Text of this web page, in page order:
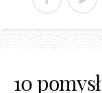
10